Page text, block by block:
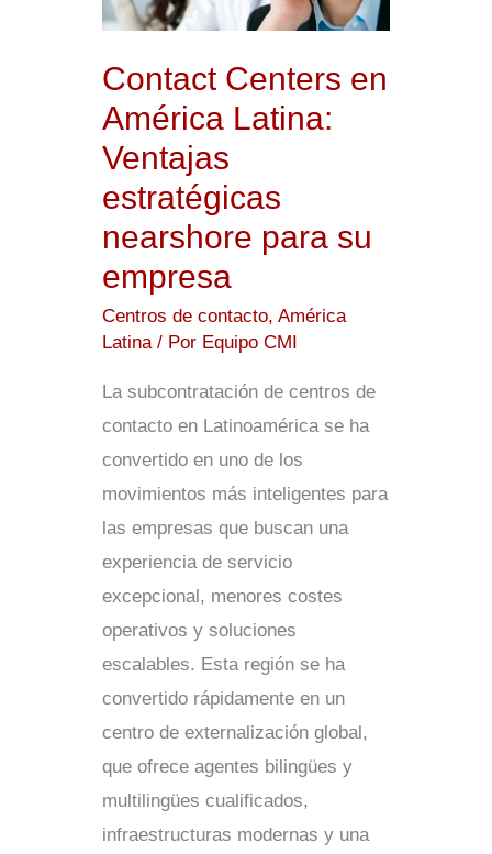
Contact Centers en
América Latina:
Ventajas
estratégicas
nearshore para su
empresa
Centros de contacto,América
Latina/ Por Equipo CMI
La subcontratación de centros de
contacto en Latinoamérica se ha
convertido en uno de los
movimientos más inteligentes para
las empresas que buscan una
experiencia de servicio
excepcional, menores costes
operativos y soluciones
escalables. Esta región se ha
convertido rápidamente en un
centro de externalización global,
que ofrece agentes bilingües y
multilingües cualificados,
infraestructuras modernas y una
Ventajas
estratégicas
nearshore
para
su
empresa